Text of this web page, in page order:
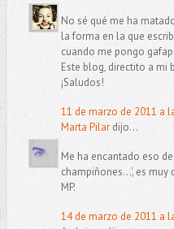
No sé qué me ha
la forma en la que
cuando me pongo
Este blog, directito a mi
¡Saludos!
11 de marzo de 2011 a
Marta Pilardijo...
Me ha encantado eso
champiñones...', es muy
MP.
14 de marzo de 2011 a